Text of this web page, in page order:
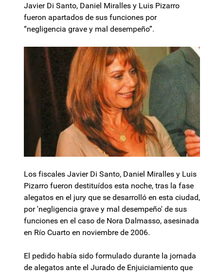
Javier Di Santo, Daniel Miralles y Luis Pizarro
fueron apartados de sus funciones por
“negligencia grave y mal desempeño”.
Los fiscales Javier Di Santo, Daniel Miralles y Luis
Pizarro fueron destituídos esta noche, tras la fase
alegatos en el jury que se desarrolló en esta ciudad,
por 'negligencia grave y mal desempeño' de sus
funciones en el caso de Nora Dalmasso, asesinada
en Río Cuarto en noviembre de 2006.
El pedido había sido formulado durante la jornada
de alegatos ante el Jurado de Enjuiciamiento que